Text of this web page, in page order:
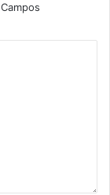
Campos